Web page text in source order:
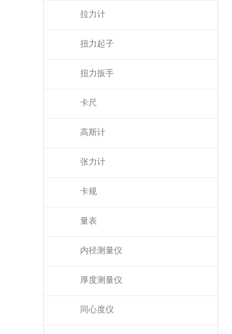
拉力计
扭力起子
扭力扳手
卡尺
高斯计
张力计
卡规
量表
内径测量仪
厚度测量仪
同心度仪